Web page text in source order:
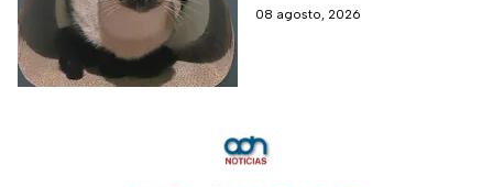
familias mexicanas y hoy 8 de
08 agosto, 2026